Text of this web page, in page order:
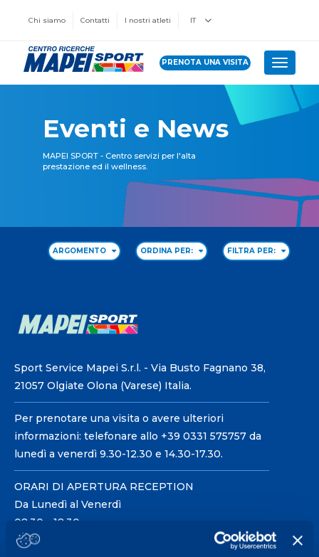
Chi siamo Contatti I nostri atleti IT
PRENOTA UNA VISITA Toggle
Eventi e News
MAPEI SPORT - Centro servizi per l'alta
prestazione ed il wellness.
ARGOMENTO ORDINA PER: FILTRA PER:
Sport Service Mapei S.r.l. - Via Busto Fagnano 38,
21057 Olgiate Olona (Varese) Italia.
Per prenotare una visita o avere ulteriori
informazioni: telefonare allo +39 0331 575757 da
lunedì a venerdì 9.30-12.30 e 14.30-17.30.
ORARI DI APERTURA RECEPTION
Da Lunedì al Venerdì
08.30 - 18.30